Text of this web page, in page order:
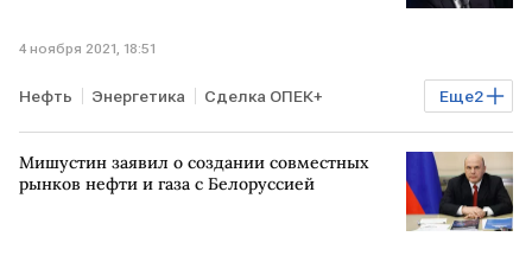
4 ноября 2021, 18:51
Еще2
Нефть Энергетика Сделка ОПЕК+
Александр Новак ОПЕК
Мишустин заявил о создании совместных
рынков нефти и газа с Белоруссией